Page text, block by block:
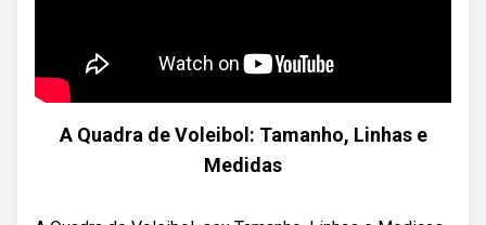
A Quadra de Voleibol: Tamanho, Linhas e
Medidas